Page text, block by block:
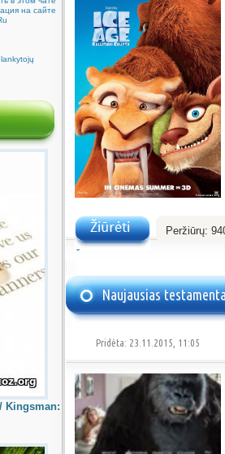
на сайте
Kingsman:
Peržiūrų:
Naujausias
Pridėta: 23.11.2015, 11:05